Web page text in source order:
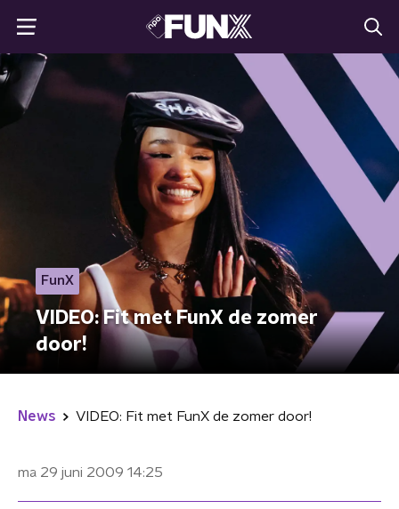
FunX
VIDEO: Fit met FunX de zomer
door!
News VIDEO: Fit met FunX de zomer door!
ma 29 juni 2009 14:25